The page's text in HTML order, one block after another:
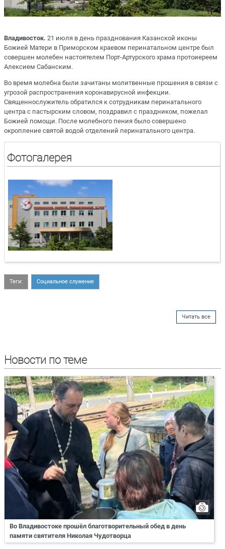
Владивосток. 21 июля в день празднования Казанской иконы
Божией Матери в Приморском краевом перинатальном центре был
совершен молебен настоятелем Порт-Артурского храма протоиереем
Алексием Сабанским.
Во время молебна были зачитаны молитвенные прошения в связи с
угрозой распространения коронавирусной инфекции.
Священнослужитель обратился к сотрудникам перинатального
центра с пастырским словом, поздравил с праздником, пожелал
Божией помощи. После молебного пения было совершено
окропление святой водой отделений перинатального центра.
Фотогалерея
Теги: Социальное служение
Читать все
Новости по теме
Во Владивостоке прошёл благотворительный обед в день
памяти святителя Николая Чудотворца